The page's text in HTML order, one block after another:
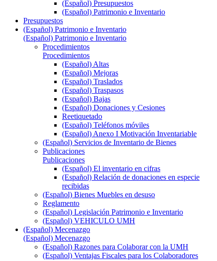
(Español) Presupuestos
(Español) Patrimonio e Inventario
Presupuestos
(Español) Patrimonio e Inventario
(Español) Patrimonio e Inventario
Procedimientos
Procedimientos
(Español) Altas
(Español) Mejoras
(Español) Traslados
(Español) Traspasos
(Español) Bajas
(Español) Donaciones y Cesiones
Reetiquetado
(Español) Teléfonos móviles
(Español) Anexo I Motivación Inventariable
(Español) Servicios de Inventario de Bienes
Publicaciones
Publicaciones
(Español) El inventario en cifras
(Español) Relación de donaciones en especie
recibidas
(Español) Bienes Muebles en desuso
Reglamento
(Español) Legislación Patrimonio e Inventario
(Español) VEHICULO UMH
(Español) Mecenazgo
(Español) Mecenazgo
(Español) Razones para Colaborar con la UMH
(Español) Ventajas Fiscales para los Colaboradores